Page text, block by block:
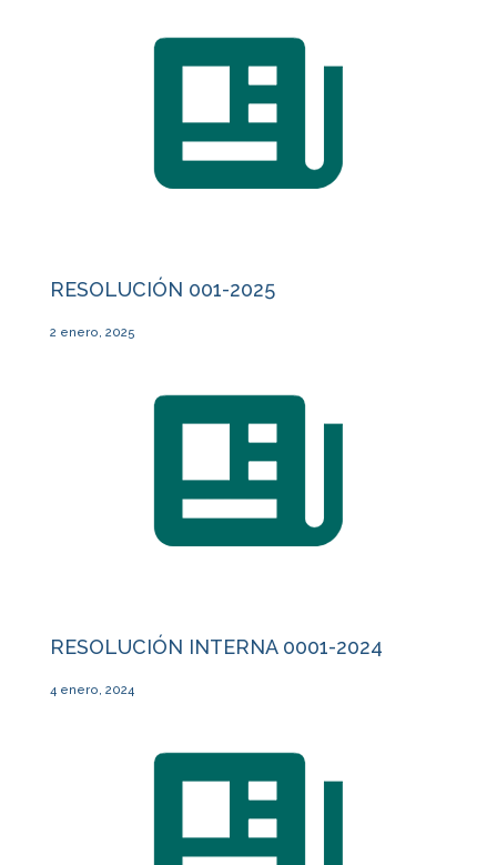
RESOLUCIÓN 001-2025
2 enero, 2025
RESOLUCIÓN INTERNA 0001-2024
4 enero, 2024